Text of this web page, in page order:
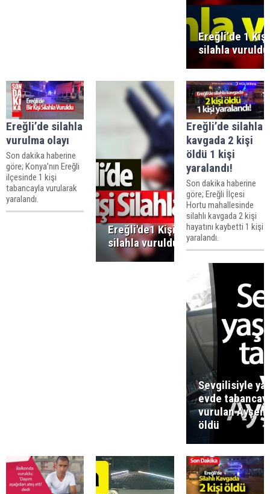
Ereğli’de 1 Kişi
silahla vuruldu
Ereğli’de silahla
vurulma olayı
Son dakika haberine
göre; Konya’nın Ereğli
ilçesinde 1 kişi
tabancayla vurularak
yaralandı.
Ereğli'de1 Kişi
silahla vuruldu
Ereğli’de silahla
kavgada 2 kişi
öldü 1 kişi
yaralandı!
Son dakika haberine
göre; Ereğli İlçesi
Hortu mahallesinde
silahlı kavgada 2 kişi
hayatını kaybetti 1 kişi
yaralandı.
Sevgilisiyle
evde
vurulan
öldü